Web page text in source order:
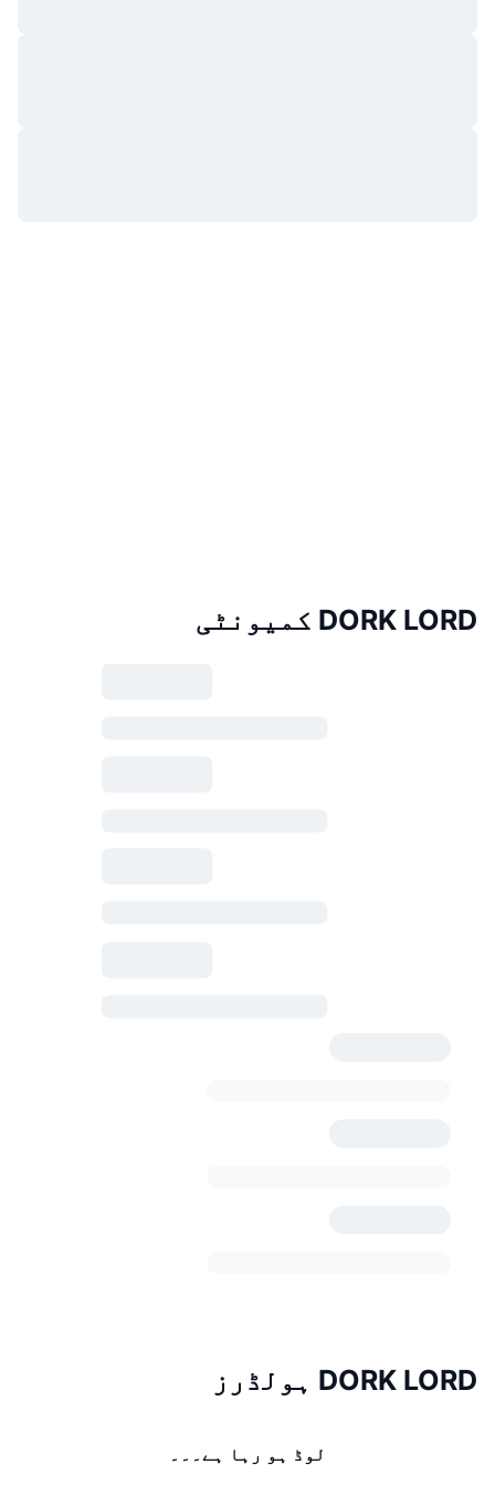
DORK LORD کمیونٹی
DORK LORD ہولڈرز
لوڈ ہو رہا ہے۔۔۔